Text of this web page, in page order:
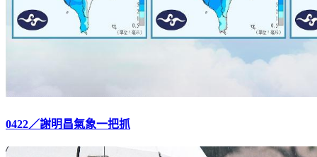
0422／謝明昌氣象一把抓